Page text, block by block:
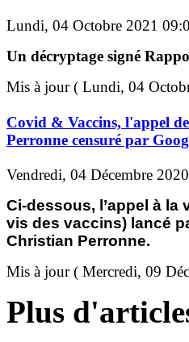
Lundi, 04 Octobre 2021
Un décryptage signé
Mis à jour ( Lundi, 04
Covid & Vaccins, l'appel
Perronne censuré par
Vendredi, 04 Décembre
Ci-dessous, l’appel à la
vis des vaccins) lancé
Christian Perronne.
Mis à jour ( Mercredi, 09
Plus